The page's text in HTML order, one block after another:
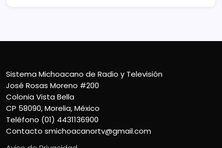
Sistema Michoacano de Radio y Televisión
José Rosas Moreno #200
Colonia Vista Bella
CP 58090, Morelia, México
Teléfono (01) 4431136900
Contacto smichoacanortv@gmail.com